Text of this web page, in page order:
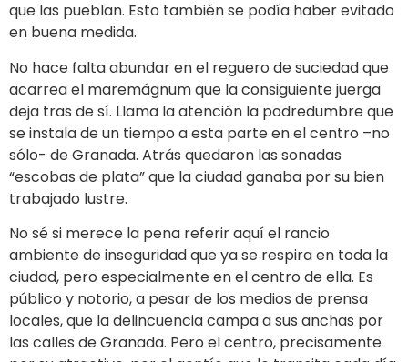
que las pueblan. Esto también se podía haber evitado
en buena medida.
No hace falta abundar en el reguero de suciedad que
acarrea el maremágnum que la consiguiente juerga
deja tras de sí. Llama la atención la podredumbre que
se instala de un tiempo a esta parte en el centro –no
sólo- de Granada. Atrás quedaron las sonadas
“escobas de plata” que la ciudad ganaba por su bien
trabajado lustre.
No sé si merece la pena referir aquí el rancio
ambiente de inseguridad que ya se respira en toda la
ciudad, pero especialmente en el centro de ella. Es
público y notorio, a pesar de los medios de prensa
locales, que la delincuencia campa a sus anchas por
las calles de Granada. Pero el centro, precisamente